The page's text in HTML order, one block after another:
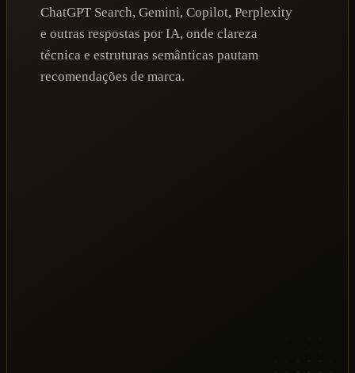
ChatGPT Search, Gemini, Copilot, Perplexity
e outras respostas por IA, onde clareza
técnica e estruturas semânticas pautam
recomendações de marca.